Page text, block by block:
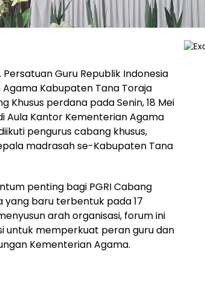
Persatuan Guru Republik Indonesia
Kabupaten Tana Toraja
Khusus perdana pada Senin, 18 Mei
Aula Kantor Kementerian Agama
pengurus cabang khusus,
madrasah se-Kabupaten Tana
penting bagi PGRI Cabang
yang baru terbentuk pada 17
arah organisasi, forum ini
untuk memperkuat peran guru dan
Kementerian Agama.